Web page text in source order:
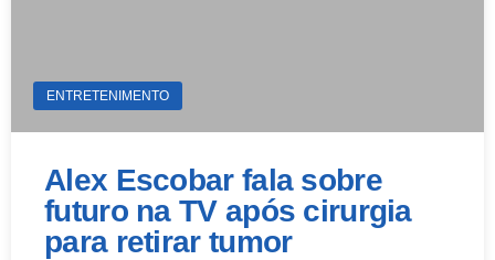
ENTRETENIMENTO
Alex Escobar fala sobre
futuro na TV após cirurgia
para retirar tumor